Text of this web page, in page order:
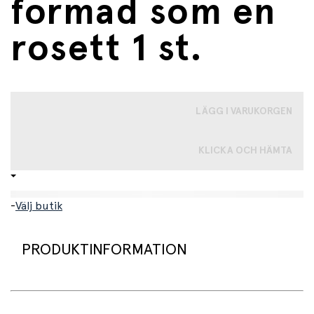
formad som en
rosett 1 st.
LÄGG I VARUKORGEN
KLICKA OCH HÄMTA
-Välj butik
PRODUKTINFORMATION